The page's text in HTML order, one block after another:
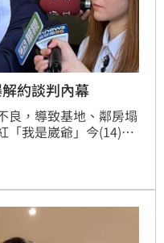
約談判內幕
良，導致基地、鄰房塌
「我是崴爺」今(14)日
初要求我們支付違約
承購戶擇優選擇。」